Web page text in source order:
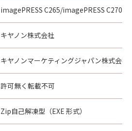
imagePRESS C265/imagePRESS C270
キヤノン株式会社
キヤノンマーケティングジャパン株式会社
許可無く転載不可
Zip自己解凍型（EXE 形式）